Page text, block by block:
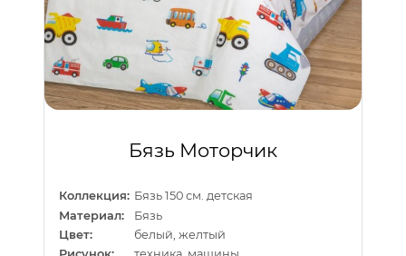
Бязь Моторчик
Коллекция: Бязь 150 см. детская
Материал:
Бязь
Цвет:
белый, желтый